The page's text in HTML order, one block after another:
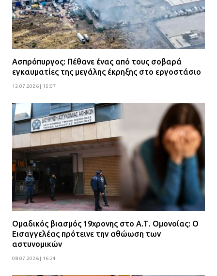
Ασπρόπυργος: Πέθανε ένας από τους σοβαρά
εγκαυματίες της μεγάλης έκρηξης στο εργοστάσιο
12.07.2026 | 15:07
Ομαδικός βιασμός 19χρονης στο Α.Τ. Ομονοίας: Ο
Εισαγγελέας πρότεινε την αθώωση των
αστυνομικών
08.07.2026 | 16:24